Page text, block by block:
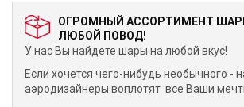
ОГРОМНЫЙ АССОРТИМЕНТ
ЛЮБОЙ ПОВОД!
У нас Вы найдете шары на любой вкус!
Если хочется чего-нибудь необычного -
аэродизайнеры воплотят все Ваши